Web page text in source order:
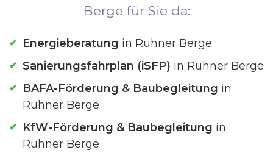
Berge für Sie da:
Energieberatung in Ruhner Berge
Sanierungsfahrplan (iSFP) in Ruhner Berge
BAFA-Förderung & Baubegleitung in
Ruhner Berge
KfW-Förderung & Baubegleitung in
Ruhner Berge